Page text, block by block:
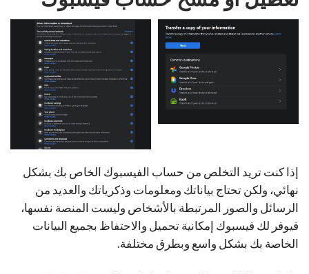
إذا كنت تريد التخلص من حساب الفيسبوك الخاص بك بشكل
نهائي، ولكن تحتاج بياناتك ومعلومات وذكرياتك والعديد من
الرسائل والصور المرتبطة بالأشخاص وليست المنصة نفسها،
فيوفر لك فيسبوك إمكانية تحميل والاحتفاظ بجميع البيانات
الخاصة بك بشكل واسع وبطرق مختلفة.